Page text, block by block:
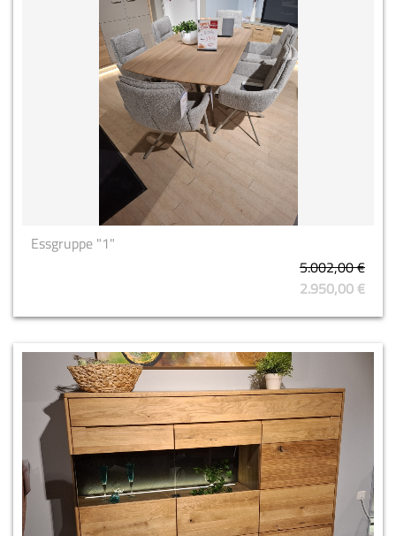
Essgruppe "1"
5.002,00 €
2.950,00 €